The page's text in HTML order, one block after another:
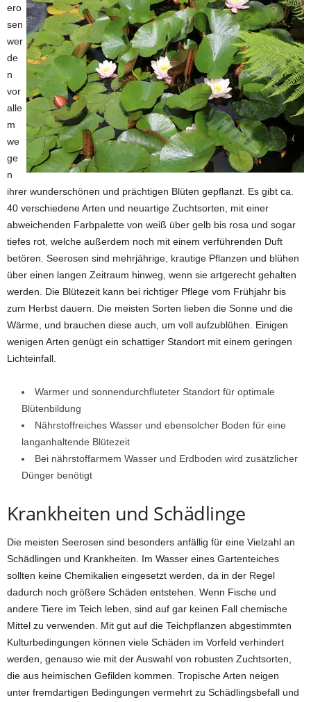
ero
sen
wer
de
n
vor
alle
m
we
ge
n
ihrer wunderschönen und prächtigen Blüten gepflanzt. Es gibt ca.
40 verschiedene Arten und neuartige Zuchtsorten, mit einer
abweichenden Farbpalette von weiß über gelb bis rosa und sogar
tiefes rot, welche außerdem noch mit einem verführenden Duft
betören. Seerosen sind mehrjährige, krautige Pflanzen und blühen
über einen langen Zeitraum hinweg, wenn sie artgerecht gehalten
werden. Die Blütezeit kann bei richtiger Pflege vom Frühjahr bis
zum Herbst dauern. Die meisten Sorten lieben die Sonne und die
Wärme, und brauchen diese auch, um voll aufzublühen. Einigen
wenigen Arten genügt ein schattiger Standort mit einem geringen
Lichteinfall.
Warmer und sonnendurchfluteter Standort für optimale
Blütenbildung
Nährstoffreiches Wasser und ebensolcher Boden für eine
langanhaltende Blütezeit
Bei nährstoffarmem Wasser und Erdboden wird zusätzlicher
Dünger benötigt
Krankheiten und Schädlinge
Die meisten Seerosen sind besonders anfällig für eine Vielzahl an
Schädlingen und Krankheiten. Im Wasser eines Gartenteiches
sollten keine Chemikalien eingesetzt werden, da in der Regel
dadurch noch größere Schäden entstehen. Wenn Fische und
andere Tiere im Teich leben, sind auf gar keinen Fall chemische
Mittel zu verwenden. Mit gut auf die Teichpflanzen abgestimmten
Kulturbedingungen können viele Schäden im Vorfeld verhindert
werden, genauso wie mit der Auswahl von robusten Zuchtsorten,
die aus heimischen Gefilden kommen. Tropische Arten neigen
unter fremdartigen Bedingungen vermehrt zu Schädlingsbefall und